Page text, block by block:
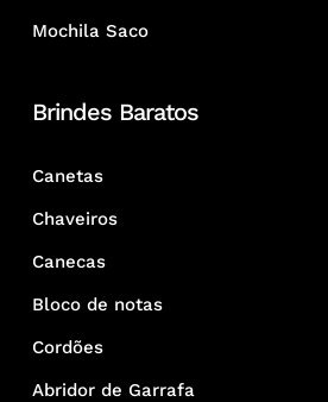
Mochila Saco
Brindes Baratos
Canetas
Chaveiros
Canecas
Bloco de notas
Cordões
Abridor de Garrafa